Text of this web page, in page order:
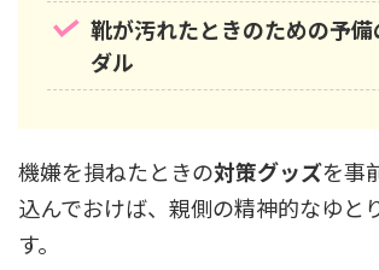
靴が汚れたときのための予
ダル
機嫌を損ねたときの対策グッズを事
込んでおけば、親側の精神的なゆと
す。